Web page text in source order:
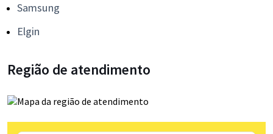
Samsung
Elgin
Região de atendimento